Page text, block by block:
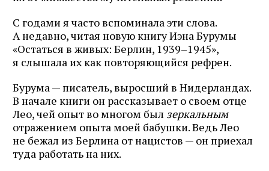
С годами я часто вспоминала эти слова.
А недавно, читая новую книгу Иэна Бурумы
«Остаться в живых: Берлин, 1939–1945»,
я слышала их как повторяющийся рефрен.
Бурума — писатель, выросший в Нидерландах.
В начале книги он рассказывает о своем отце
Лео, чей опыт во многом был зеркальным
отражением опыта моей бабушки. Ведь Лео
не бежал из Берлина от нацистов — он приехал
туда работать на них.